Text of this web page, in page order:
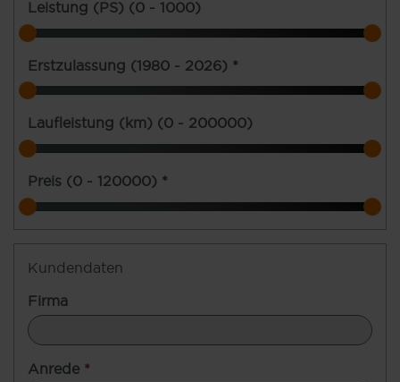
Leistung (PS) (0 - 1000)
Erstzulassung (1980 - 2026) *
Laufleistung (km) (0 - 200000)
Preis (0 - 120000) *
Kundendaten
Firma
Anrede *